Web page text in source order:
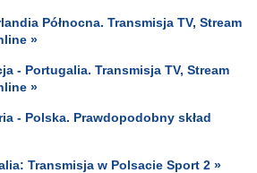
Północna. Transmisja TV, Stream
»
- Portugalia. Transmisja TV, Stream
»
- Polska. Prawdopodobny skład
Transmisja w Polsacie Sport 2 »